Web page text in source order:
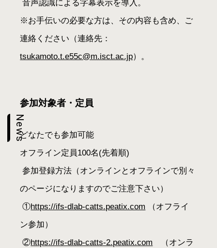
News
音声認識による字幕表示を導入。
※お手伝いの必要な方は、その内容も含め、ご
連絡ください（連絡先：
tsukamoto.t.e55c@m.isct.ac.jp）。
参加対象者・定員
どなたでも参加可能
オフライン定員100名(先着順)
参加登録方法（オンラインとオフラインで別々
のページになりますのでご注意下さい）
①https://ifs-dlab-catts.peatix.com （オフライ
ン参加）
②https://ifs-dlab-catts-2.peatix.com （オンラ